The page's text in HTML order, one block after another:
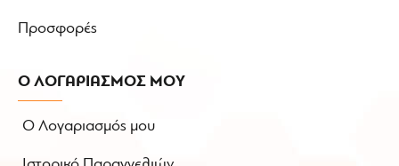
Προσφορές
Ο ΛΟΓΑΡΙΑΣΜΟΣ ΜΟΥ
Ο Λογαριασμός μου